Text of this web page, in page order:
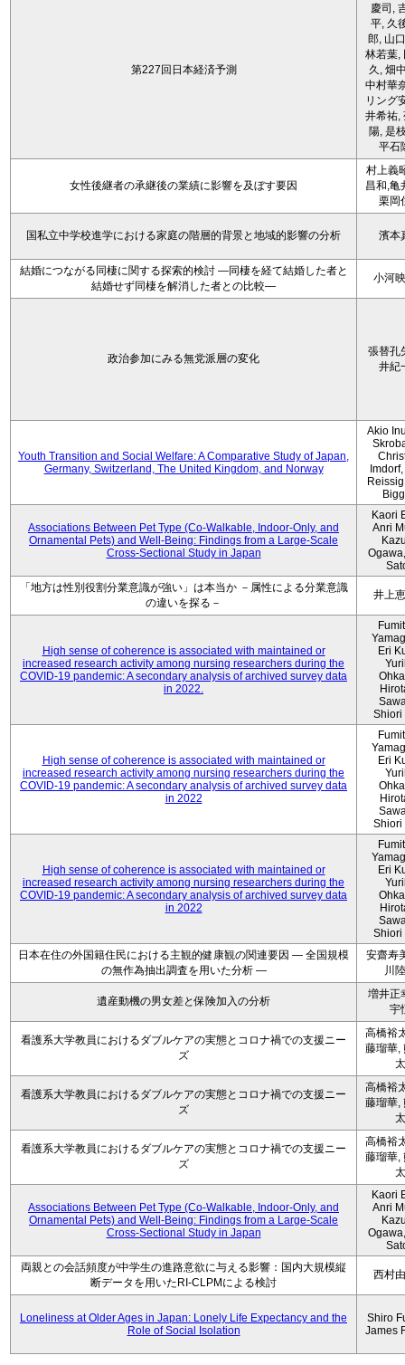
第227回日本経済予測
慶司,
平, 久
郎, 山
林若葉,
久, 畑
中村華
リング
井希祐,
陽, 是
平石
女性後継者の承継後の業績に影響を及ぼす要因
村上義
昌和,亀
栗岡
国私立中学校進学における家庭の階層的背景と地域的影響の分析 濱本
結婚につながる同棲に関する探索的検討 ―同棲を経て結婚した者と
結婚せず同棲を解消した者との比較―
小河
政治参加にみる無党派層の変化
張替孔
井紀
Youth Transition and Social Welfare: A Comparative Study of Japan,
Germany, Switzerland, The United Kingdom, and Norway
Akio
Associations Between Pet Type (Co-Walkable, Indoor-Only, and
Ornamental Pets) and Well-Being: Findings from a Large-Scale
Cross-Sectional Study in Japan
Kaori
Anri
「地方は性別役割分業意識が強い」は本当か －属性による分業意識
の違いを探る－
井上
High sense of coherence is associated with maintained or
increased research activity among nursing researchers during the
COVID-19 pandemic: A secondary analysis of archived survey data
in 2022.
Eri
Shiori
High sense of coherence is associated with maintained or
increased research activity among nursing researchers during the
COVID-19 pandemic: A secondary analysis of archived survey data
in 2022
Eri
Shiori
High sense of coherence is associated with maintained or
increased research activity among nursing researchers during the
COVID-19 pandemic: A secondary analysis of archived survey data
in 2022
Eri
Shiori
日本在住の外国籍住民における主観的健康観の関連要因 ― 全国規模
の無作為抽出調査を用いた分析 ―
安齋寿
川
遺産動機の男女差と保険加入の分析
増井正
宇
看護系大学教員におけるダブルケアの実態とコロナ禍での支援ニー
ズ
高橋裕
藤瑠華,
太
看護系大学教員におけるダブルケアの実態とコロナ禍での支援ニー
ズ
高橋裕
藤瑠華,
太
看護系大学教員におけるダブルケアの実態とコロナ禍での支援ニー
ズ
高橋裕
藤瑠華,
太
Associations Between Pet Type (Co-Walkable, Indoor-Only, and
Ornamental Pets) and Well-Being: Findings from a Large-Scale
Cross-Sectional Study in Japan
Kaori
Anri
両親との会話頻度が中学生の進路意欲に与える影響：国内大規模縦
断データを用いたRI-CLPMによる検討
西村
Loneliness at Older Ages in Japan: Lonely Life Expectancy and the
Role of Social Isolation
Shiro
James